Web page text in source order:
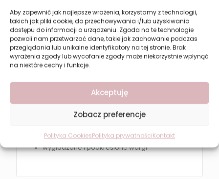
Aby zapewnić jak najlepsze wrażenia, korzystamy z technologii,
takich jak pliki cookie, do przechowywania i/lub uzyskiwania
dostępu do informacji o urządzeniu. Zgoda na te technologie
pozwoli nam przetwarzać dane, takie jak zachowanie podczas
przeglądania lub unikalne identyfikatory na tej stronie. Brak
wyrażenia zgody lub wycofanie zgody może niekorzystnie wpłynąć
na niektóre cechy i funkcje.
Akceptuję
Zobacz preferencje
Polityka CookiesPolityka prywatnościKontakt
Sposób użycia
Nakładaj błyszczyk równomiernie na całe usta lub
punktowo na ich środek. Może być stosowany
samodzielnie lub jako topper na pomadkę.
lśniące, pełniejsze usta
efekt tafli i wielowymiarowego blasku
świeży, promienny wygląd
wygładzone i podkreślone wargi